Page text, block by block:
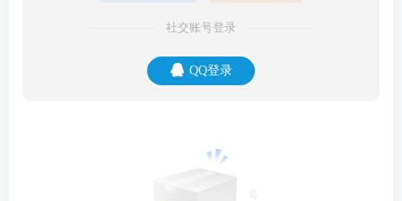
社交账号登录
QQ登录